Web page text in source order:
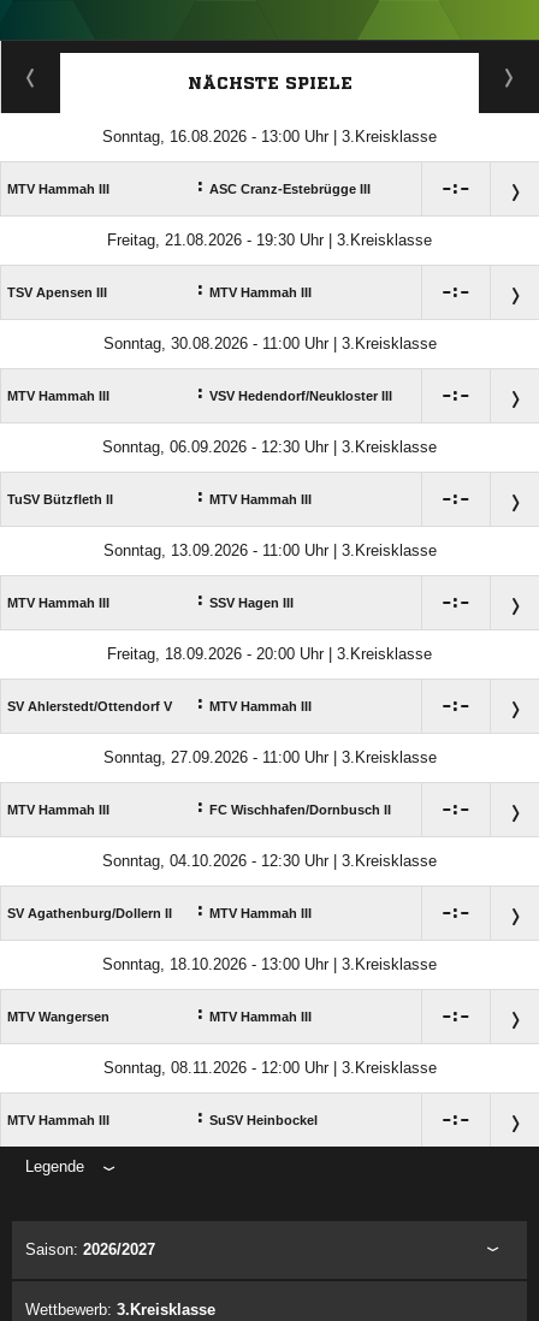
ANZEIGE
NÄCHSTE SPIELE
Sonntag, 16.08.2026 - 13:00 Uhr | 3.Kreisklasse
MTV Hammah III : ASC Cranz-Estebrügge III :
Freitag, 21.08.2026 - 19:30 Uhr | 3.Kreisklasse
TSV Apensen III : MTV Hammah III :
Sonntag, 30.08.2026 - 11:00 Uhr | 3.Kreisklasse
MTV Hammah III : VSV Hedendorf/​Neukloster III :
Sonntag, 06.09.2026 - 12:30 Uhr | 3.Kreisklasse
TuSV Bützfleth II : MTV Hammah III :
Sonntag, 13.09.2026 - 11:00 Uhr | 3.Kreisklasse
MTV Hammah III : SSV Hagen III :
Freitag, 18.09.2026 - 20:00 Uhr | 3.Kreisklasse
SV Ahlerstedt/​Ottendorf V : MTV Hammah III :
Sonntag, 27.09.2026 - 11:00 Uhr | 3.Kreisklasse
MTV Hammah III : FC Wischhafen/​Dornbusch II :
Sonntag, 04.10.2026 - 12:30 Uhr | 3.Kreisklasse
SV Agathenburg/​Dollern II : MTV Hammah III :
Sonntag, 18.10.2026 - 13:00 Uhr | 3.Kreisklasse
MTV Wangersen : MTV Hammah III :
Sonntag, 08.11.2026 - 12:00 Uhr | 3.Kreisklasse
MTV Hammah III : SuSV Heinbockel :
Legende
Saison: 2026/2027
Wettbewerb: 3.Kreisklasse